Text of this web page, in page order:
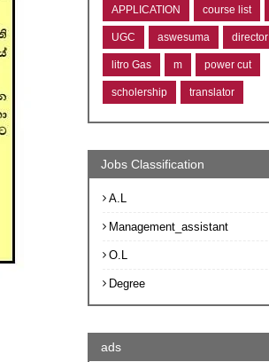
APPLICATION course list
UGC aswesuma director
litro Gas m power cut
scholership translator
Jobs Classification
A.L
Management_assistant
O.L
Degree
ads